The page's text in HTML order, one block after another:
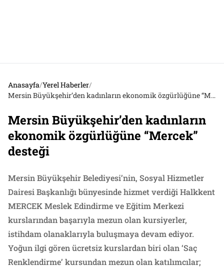
Anasayfa/Yerel Haberler/
Mersin Büyükşehir’den kadınların ekonomik özgürlüğüne “Mercek” desteği
Mersin Büyükşehir’den kadınların
ekonomik özgürlüğüne “Mercek”
desteği
Mersin Büyükşehir Belediyesi’nin, Sosyal Hizmetler
Dairesi Başkanlığı bünyesinde hizmet verdiği Halkkent
MERCEK Meslek Edindirme ve Eğitim Merkezi
kurslarından başarıyla mezun olan kursiyerler,
istihdam olanaklarıyla buluşmaya devam ediyor.
Yoğun ilgi gören ücretsiz kurslardan biri olan ‘Saç
Renklendirme’ kursundan mezun olan katılımcılar;